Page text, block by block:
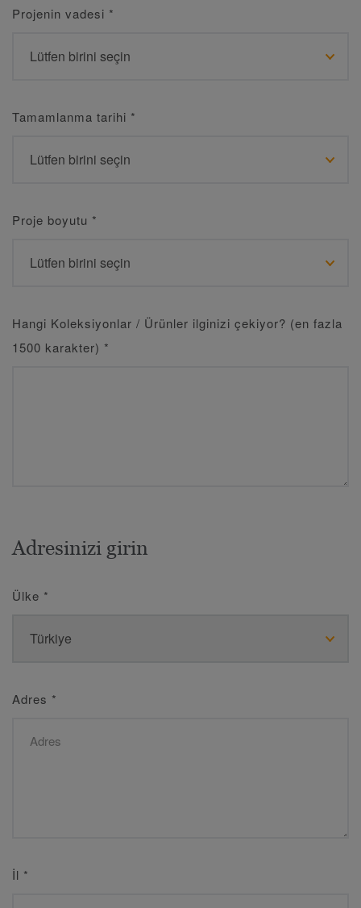
Projenin vadesi *
Tamamlanma tarihi *
Proje boyutu *
Hangi Koleksiyonlar / Ürünler ilginizi çekiyor? (en fazla
1500 karakter) *
Adresinizi girin
Ülke *
Adres *
İl *